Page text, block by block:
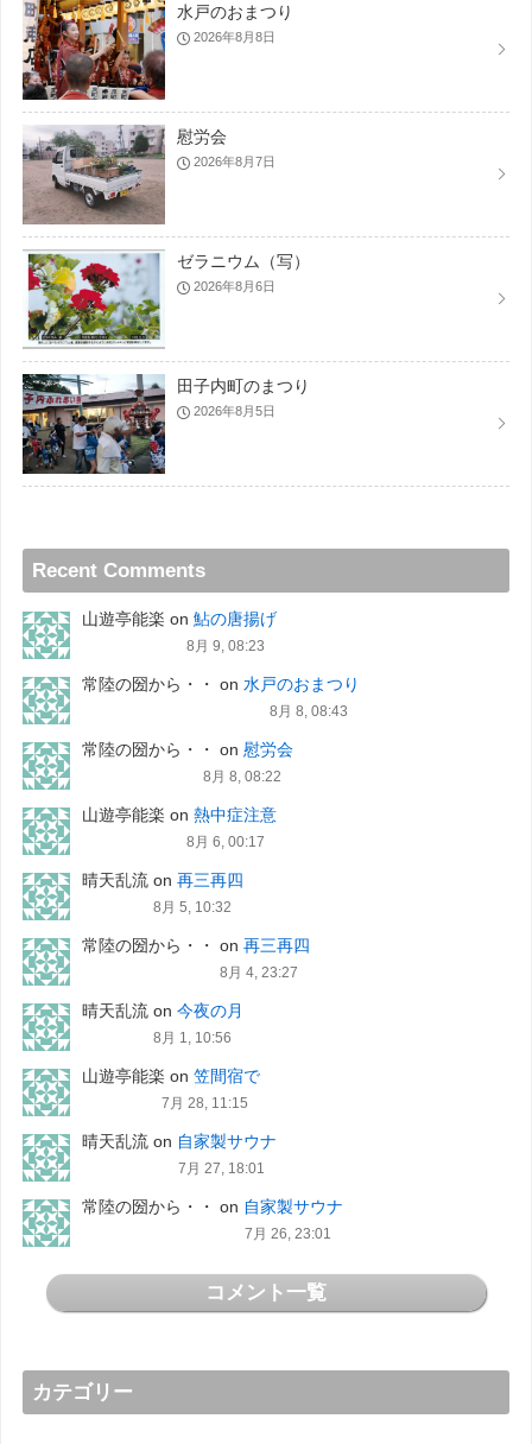
水戸のおまつり
2026年8月8日
慰労会
2026年8月7日
ゼラニウム（写）
2026年8月6日
田子内町のまつり
2026年8月5日
Recent Comments
山遊亭能楽 on 鮎の唐揚げ
8月 9, 08:23
常陸の圀から・・ on 水戸のおまつり
8月 8, 08:43
常陸の圀から・・ on 慰労会
8月 8, 08:22
山遊亭能楽 on 熱中症注意
8月 6, 00:17
晴天乱流on 再三再四
8月 5, 10:32
常陸の圀から・・ on 再三再四
8月 4, 23:27
晴天乱流on 今夜の月
8月 1, 10:56
山遊亭能楽 on 笠間宿で
7月 28, 11:15
晴天乱流on 自家製サウナ
7月 27, 18:01
常陸の圀から・・ on 自家製サウナ
7月 26, 23:01
コメント一覧
カテゴリー